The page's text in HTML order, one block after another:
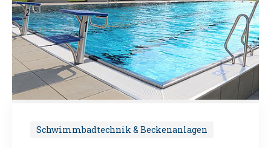
Schwimmbadtechnik & Beckenanlagen